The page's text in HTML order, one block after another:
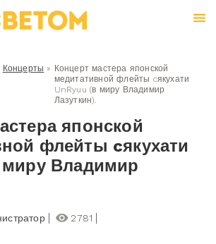
Концерты » Концерт мастера японской
медитативной флейты cякухати
UnRyuu (в миру Владимир
Лазуткин).
японской
флейты cякухати
миру Владимир
2781